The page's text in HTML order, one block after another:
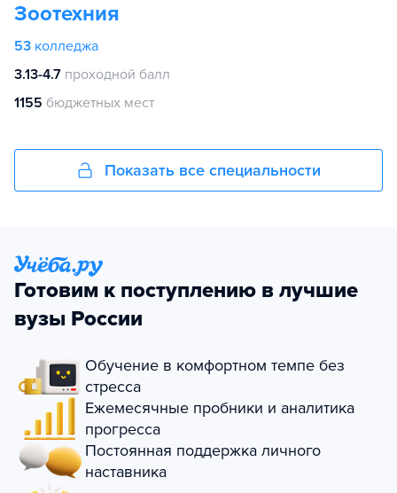
Зоотехния
53 колледжа
3.13-4.7 проходной балл
1155 бюджетных мест
Показать все специальности
Готовим к поступлению в лучшие
вузы России
Обучение в комфортном темпе без
стресса
Ежемесячные пробники и аналитика
прогресса
Постоянная поддержка личного
наставника